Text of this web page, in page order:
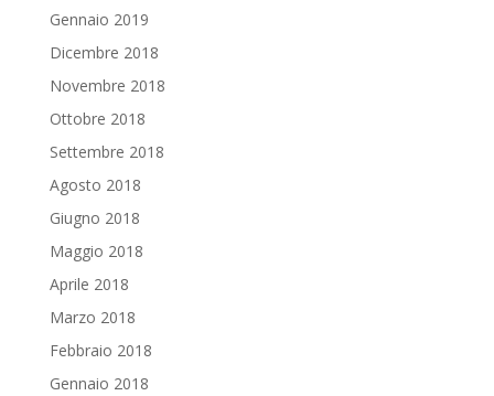
Gennaio 2019
Dicembre 2018
Novembre 2018
Ottobre 2018
Settembre 2018
Agosto 2018
Giugno 2018
Maggio 2018
Aprile 2018
Marzo 2018
Febbraio 2018
Gennaio 2018